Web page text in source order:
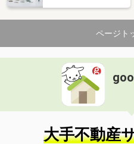
住 所
熊本
専有面積
間取り
1LDK
熊本県熊本市中央区京町２丁
価 格
住 所
熊本
専有面積 40m²
間取り
1LDK
ページト
大手不動産